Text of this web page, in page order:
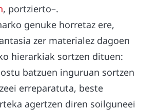
, portzierto–.
genuke horretaz ere,
zer materialez dagoen
hierarkiak sortzen dituen:
batzuen inguruan sortzen
erreparatuta, beste
agertzen diren soilguneei